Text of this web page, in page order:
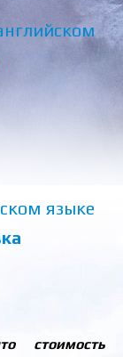
языке
стоимость